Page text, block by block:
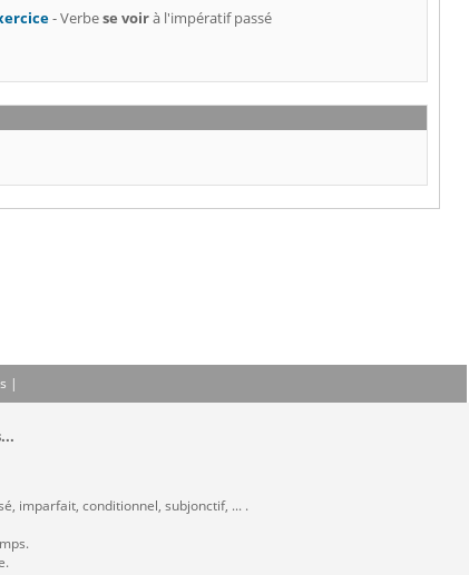
- Verbese voirà l'impératif passé
|
imparfait, conditionnel, subjonctif, ... .